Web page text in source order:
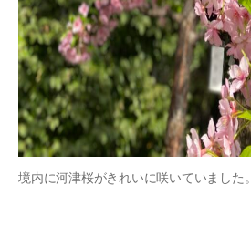
境内に河津桜がきれいに咲いていました。